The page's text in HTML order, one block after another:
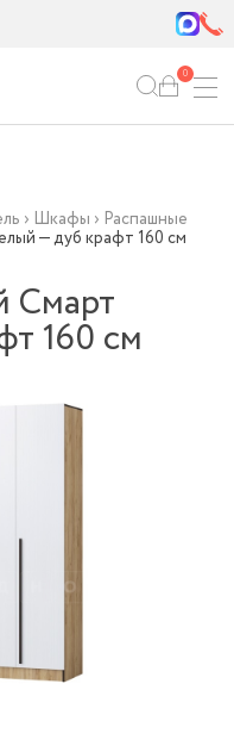
0
› Шкафы › Распашные
— дуб крафт 160 см
Смарт
160 см